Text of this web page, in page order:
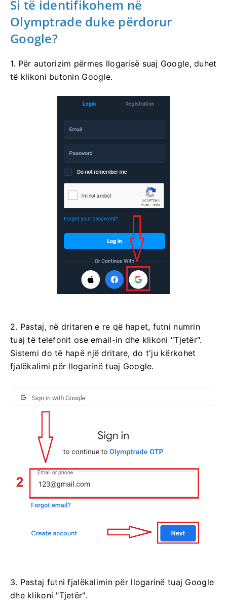
Si të identifikohem në
Olymptrade duke përdorur
Google?
1. Për autorizim përmes llogarisë suaj Google, duhet
të klikoni butonin Google.
2. Pastaj, në dritaren e re që hapet, futni numrin
tuaj të telefonit ose email-in dhe klikoni "Tjetër".
Sistemi do të hapë një dritare, do t'ju kërkohet
fjalëkalimi për llogarinë tuaj Google.
3. Pastaj futni fjalëkalimin për llogarinë tuaj Google
dhe klikoni "Tjetër".